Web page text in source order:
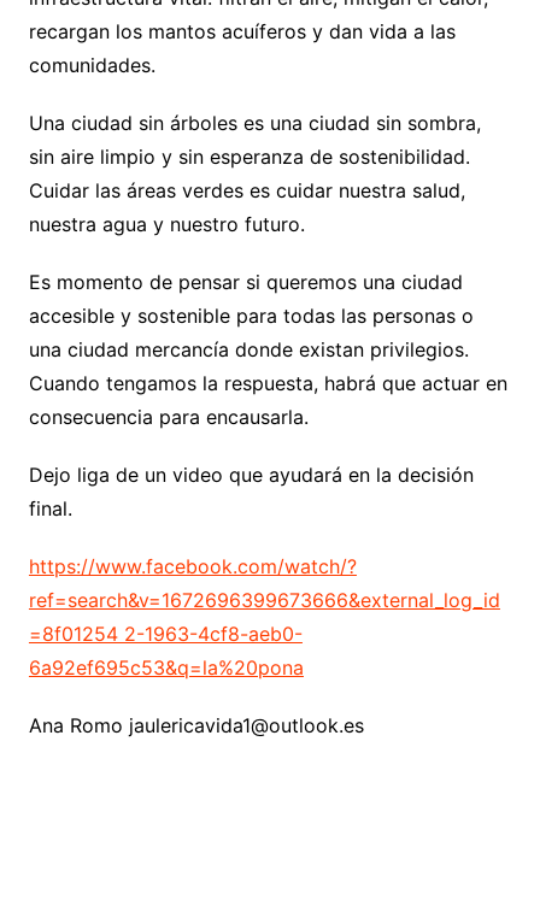
recargan los mantos acuíferos y dan vida a las
comunidades.
Una ciudad sin árboles es una ciudad sin sombra,
sin aire limpio y sin esperanza de sostenibilidad.
Cuidar las áreas verdes es cuidar nuestra salud,
nuestra agua y nuestro futuro.
Es momento de pensar si queremos una ciudad
accesible y sostenible para todas las personas o
una ciudad mercancía donde existan privilegios.
Cuando tengamos la respuesta, habrá que actuar en
consecuencia para encausarla.
Dejo liga de un video que ayudará en la decisión
final.
https://www.facebook.com/watch/?
ref=search&v=1672696399673666&external_log_id
=8f01254 2-1963-4cf8-aeb0-
6a92ef695c53&q=la%20pona
Ana Romo jaulericavida1@outlook.es